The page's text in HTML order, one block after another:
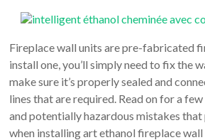
Fireplace wall units are pre-fabricated
install one, you’ll simply need to fix the
make sure it’s properly sealed and
lines that are required. Read on for a
and potentially hazardous mistakes
when installing art ethanol fireplace wall